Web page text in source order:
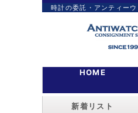
時計の委託・アンティー
HOME
新着リスト